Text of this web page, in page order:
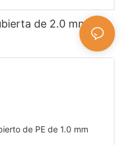
de 2.0 mm de